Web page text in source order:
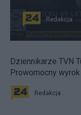
Redakcja
Dziennikarze TVN
Prowomocny
Redakcja